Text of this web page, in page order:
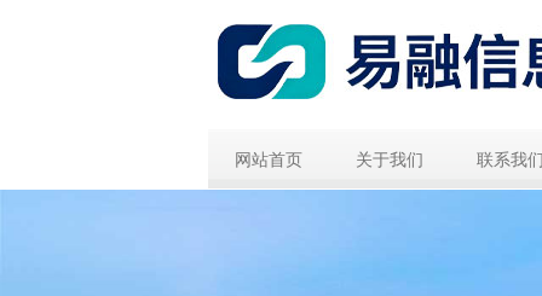
网站首页 关于我们 联系我